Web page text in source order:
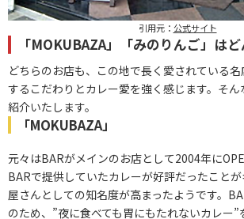
引用元： 公式サイト
「MOKUBAZA」「みのりんご」は
どちらのお店も、この地で長く愛されている
するこだわりとカレー愛を強く感じます。そ
紹介いたします。
「MOKUBAZA」
元々はBARがメインのお店として2004年に
BARで提供していたカレーが好評だったこと
屋さんとしての知名度が高まったようです。
のため、”夜に食べても胃にもたれないカレー